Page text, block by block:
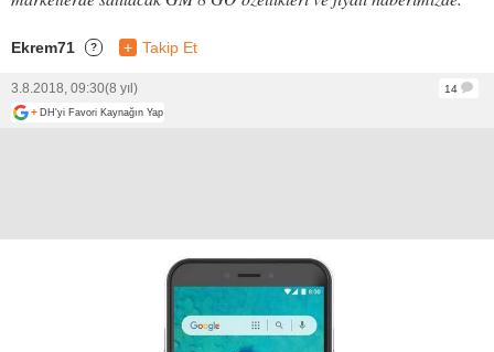
Ekrem71 ? + Takip Et
3.8.2018, 09:30(8 yıl)
14
+ DH'yi Favori Kaynağın Yap